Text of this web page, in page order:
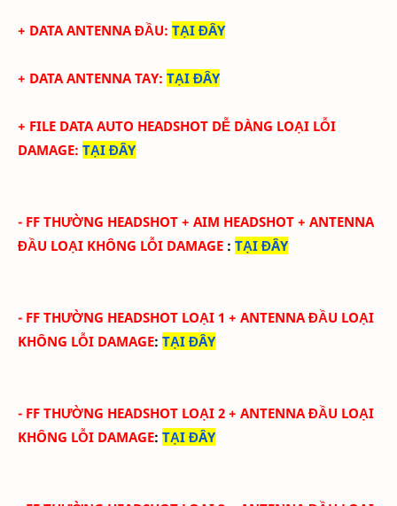
+ DATA ANTENNA ĐẦU: TẠI ĐÂY
+ DATA ANTENNA TAY: TẠI ĐÂY
+ FILE DATA AUTO HEADSHOT DỄ DÀNG LOẠI LỖI
DAMAGE: TẠI ĐÂY
- FF THƯỜNG HEADSHOT + AIM HEADSHOT + ANTENNA
ĐẦU LOẠI KHÔNG LỖI DAMAGE : TẠI ĐÂY
- FF THƯỜNG HEADSHOT LOẠI 1 + ANTENNA ĐẦU LOẠI
KHÔNG LỖI DAMAGE: TẠI ĐÂY
- FF THƯỜNG HEADSHOT LOẠI 2 + ANTENNA ĐẦU LOẠI
KHÔNG LỖI DAMAGE: TẠI ĐÂY